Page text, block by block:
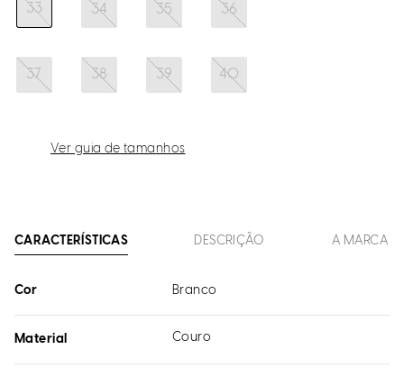
33 34 35 36
37 38 39 40
Ver guia de tamanhos
CARACTERÍSTICAS DESCRIÇÃO A MARCA
Cor Branco
Material Couro